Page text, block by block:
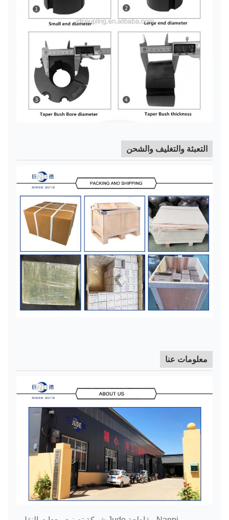
التعبئة والتغليف والشحن
معلومات عنا